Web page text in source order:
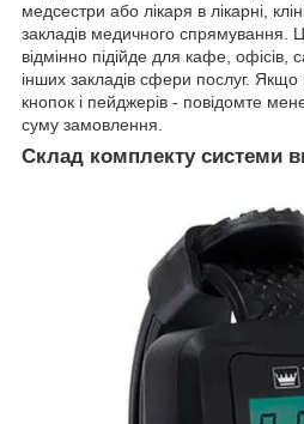
медсестри або лікаря в лікарні,
закладів медичного спрямування.
відмінно підійде для кафе, офісів,
інших закладів сфери послуг. Якщо
кнопок і пейджерів - повідомте
суму замовлення.
Склад комплекту системи